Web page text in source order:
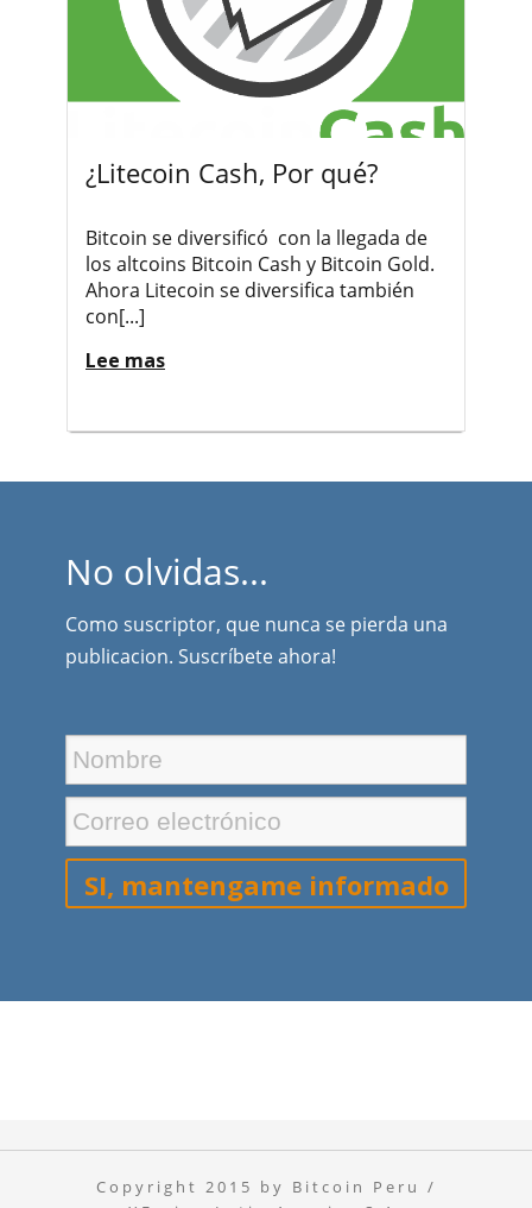
¿Litecoin Cash, Por qué?
Bitcoin se diversificó con la llegada de
los altcoins Bitcoin Cash y Bitcoin Gold.
Ahora Litecoin se diversifica también
con[...]
Lee mas
No olvidas...
Como suscriptor, que nunca se pierda una
publicacion. Suscríbete ahora!
Copyright 2015 by Bitcoin Peru /